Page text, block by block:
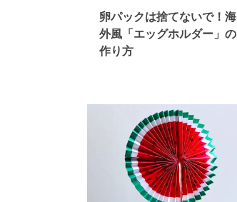
卵パックは捨てないで！海
外風「エッグホルダー」の
作り方